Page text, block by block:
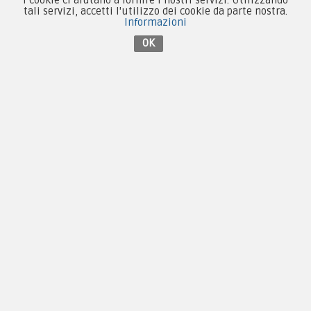
tali servizi, accetti l'utilizzo dei cookie da parte nostra.
Informazioni
OK